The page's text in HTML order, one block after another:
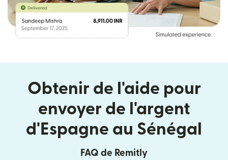
Obtenir de l'aide pour
envoyer de l'argent
d'Espagne au Sénégal
FAQ de Remitly